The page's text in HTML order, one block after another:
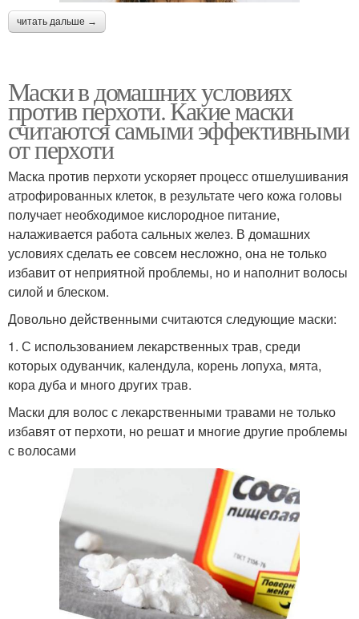
читать дальше →
Маски в домашних условиях
против перхоти. Какие маски
считаются самыми эффективными
от перхоти
Маска против перхоти ускоряет процесс отшелушивания
атрофированных клеток, в результате чего кожа головы
получает необходимое кислородное питание,
налаживается работа сальных желез. В домашних
условиях сделать ее совсем несложно, она не только
избавит от неприятной проблемы, но и наполнит волосы
силой и блеском.
Довольно действенными считаются следующие маски:
1. С использованием лекарственных трав, среди
которых одуванчик, календула, корень лопуха, мята,
кора дуба и много других трав.
Маски для волос с лекарственными травами не только
избавят от перхоти, но решат и многие другие проблемы
с волосами